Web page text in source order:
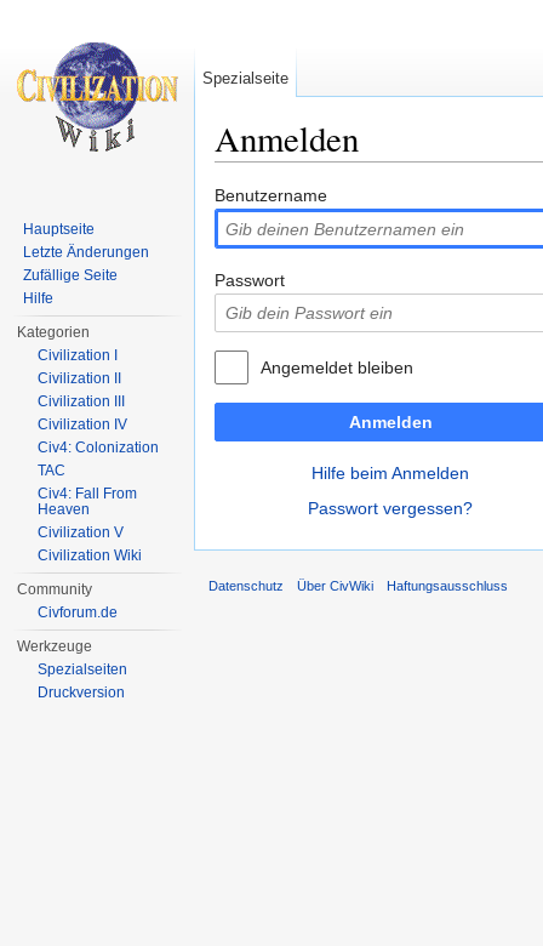
Anmelden
Benutzername
Passwort
Angemeldet bleiben
Anmelden
Hilfe beim Anmelden
Passwort vergessen?
Spezialseite
Hauptseite
Letzte Änderungen
Zufällige Seite
Hilfe
Kategorien
Civilization I
Civilization II
Civilization III
Civilization IV
Civ4: Colonization
TAC
Civ4: Fall From
Heaven
Civilization V
Civilization Wiki
Community
Civforum.de
Werkzeuge
Spezialseiten
Druckversion
Datenschutz Über CivWiki Haftungsausschluss